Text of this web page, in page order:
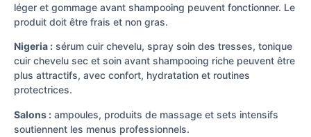
léger et gommage avant shampooing peuvent fonctionner. Le
produit doit être frais et non gras.
Nigeria : sérum cuir chevelu, spray soin des tresses, tonique
cuir chevelu sec et soin avant shampooing riche peuvent être
plus attractifs, avec confort, hydratation et routines
protectrices.
Salons : ampoules, produits de massage et sets intensifs
soutiennent les menus professionnels.